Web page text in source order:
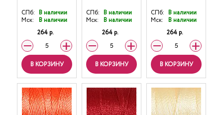
СПб: В наличии
Мск:
В наличии
264 р.
В КОРЗИНУ
СПб: В наличии
Мск:
В наличии
264 р.
В КОРЗИНУ
СПб: В наличии
Мск:
В наличии
264 р.
В КОРЗИНУ